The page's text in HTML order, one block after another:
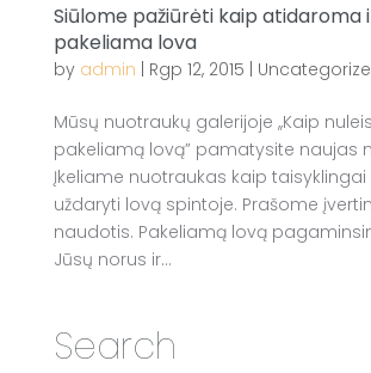
Siūlome pažiūrėti kaip atidaroma
pakeliama lova
by admin | Rgp 12, 2015 |
Mūsų nuotraukų galerijoje ,,Kaip
pakeliamą lovą” pamatysite naujas
Įkeliame nuotraukas kaip
uždaryti lovą spintoje. Prašome
naudotis. Pakeliamą lovą
Jūsų norus ir...
Search